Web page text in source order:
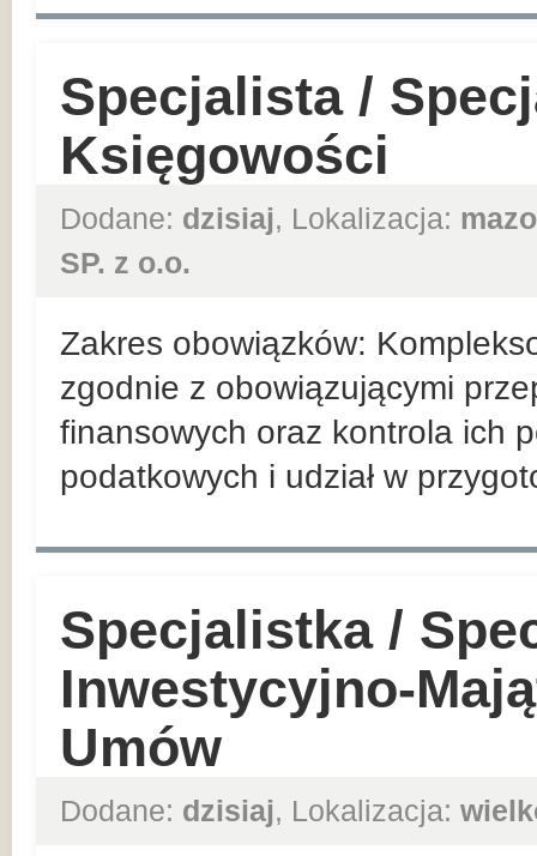
Specjalista /
Księgowości
Dodane: dzisiaj, Lokalizacja:
SP. z o.o.
Zakres obowiązków:
zgodnie z obowiązującymi
finansowych oraz kontrola ich
podatkowych i udział w
Specjalistka /
Inwestycyjno-
Umów
Dodane: dzisiaj, Lokalizacja: